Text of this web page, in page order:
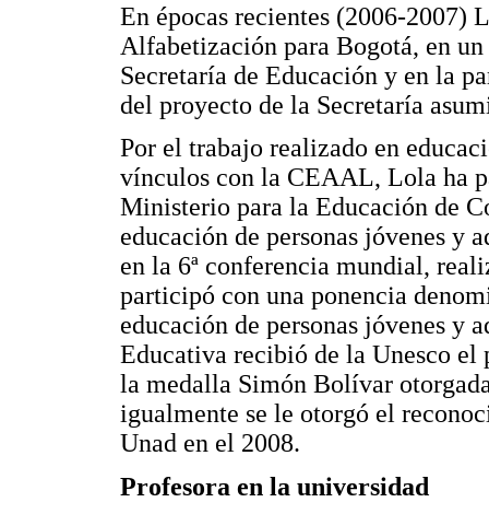
En épocas recientes (2006-2007)
Alfabetización para Bogotá, en
Secretaría de Educación y en la
del proyecto de la Secretaría
Por el trabajo realizado en
vínculos con la CEAAL, Lola ha
Ministerio para la Educación de
educación de personas jóvenes y
en la 6ª conferencia mundial,
participó con una ponencia
educación de personas jóvenes y
Educativa recibió de la Unesco
la medalla Simón Bolívar
igualmente se le otorgó el
Unad en el 2008.
Profesora en la universidad